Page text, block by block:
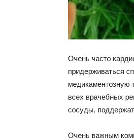
Очень часто
придерживаться
медикаментозную
всех врачебных
сосуды,
Очень важным